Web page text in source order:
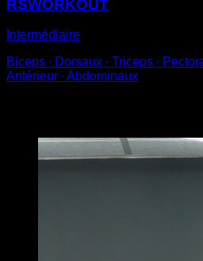
RSWORKOUT
Intermédiaire
Biceps ∙ Dorsaux ∙ Triceps ∙
Antérieur ∙ Abdominaux